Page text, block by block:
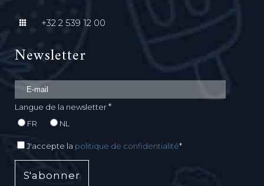
+32 2 539 12 00
Newsletter
Langue de la newsletter*
FR NL
J'accepte la politique de confidentialité*